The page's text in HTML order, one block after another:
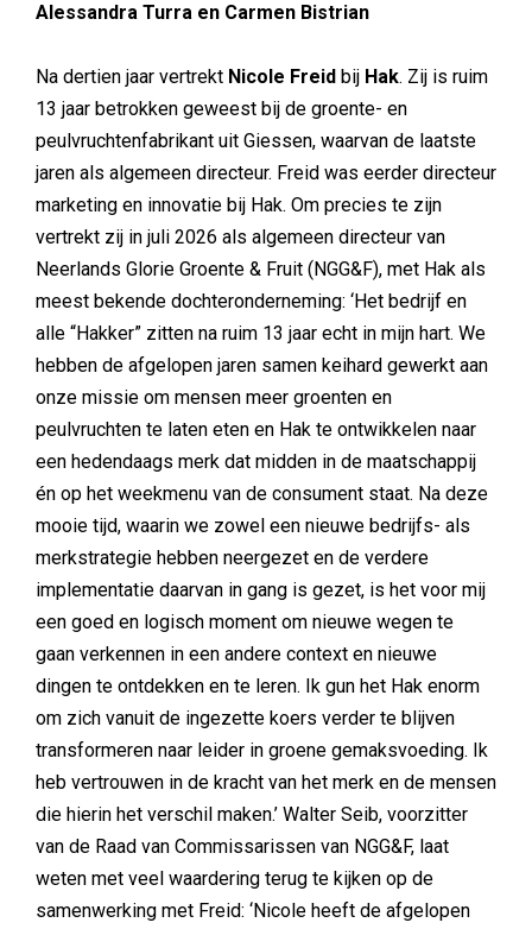
Alessandra Turra en Carmen Bistrian
Na dertien jaar vertrekt Nicole Freid bij Hak. Zij is ruim
13 jaar betrokken geweest bij de groente- en
peulvruchtenfabrikant uit Giessen, waarvan de laatste
jaren als algemeen directeur. Freid was eerder directeur
marketing en innovatie bij Hak. Om precies te zijn
vertrekt zij in juli 2026 als algemeen directeur van
Neerlands Glorie Groente & Fruit (NGG&F), met Hak als
meest bekende dochteronderneming: ‘Het bedrijf en
alle “Hakker” zitten na ruim 13 jaar echt in mijn hart. We
hebben de afgelopen jaren samen keihard gewerkt aan
onze missie om mensen meer groenten en
peulvruchten te laten eten en Hak te ontwikkelen naar
een hedendaags merk dat midden in de maatschappij
én op het weekmenu van de consument staat. Na deze
mooie tijd, waarin we zowel een nieuwe bedrijfs- als
merkstrategie hebben neergezet en de verdere
implementatie daarvan in gang is gezet, is het voor mij
een goed en logisch moment om nieuwe wegen te
gaan verkennen in een andere context en nieuwe
dingen te ontdekken en te leren. Ik gun het Hak enorm
om zich vanuit de ingezette koers verder te blijven
transformeren naar leider in groene gemaksvoeding. Ik
heb vertrouwen in de kracht van het merk en de mensen
die hierin het verschil maken.’ Walter Seib, voorzitter
van de Raad van Commissarissen van NGG&F, laat
weten met veel waardering terug te kijken op de
samenwerking met Freid: ‘Nicole heeft de afgelopen